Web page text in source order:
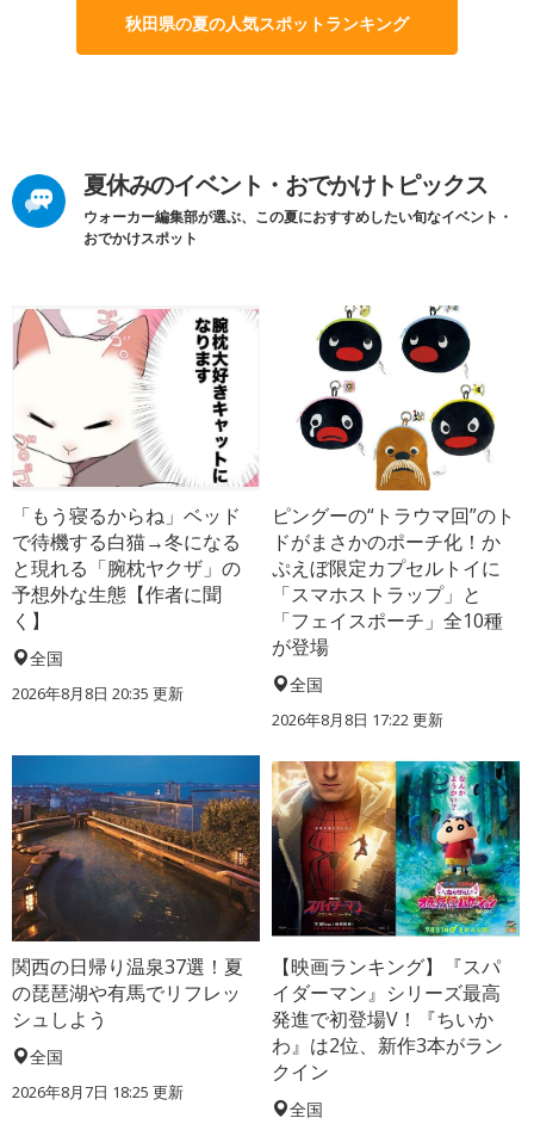
秋田県の夏の人気スポットランキング
夏休みのイベント・おでかけトピックス
ウォーカー編集部が選ぶ、この夏におすすめしたい旬なイベント・
おでかけスポット
「もう寝るからね」ベッド
で待機する白猫→冬になる
と現れる「腕枕ヤクザ」の
予想外な生態【作者に聞
く】
全国
2026年8月8日 20:35 更新
ピングーの“トラウマ回”のト
ドがまさかのポーチ化！か
ぷえぼ限定カプセルトイに
「スマホストラップ」と
「フェイスポーチ」全10種
が登場
全国
2026年8月8日 17:22更新
関西の日帰り温泉37選！夏
の琵琶湖や有馬でリフレッ
シュしよう
全国
2026年8月7日 18:25 更新
【映画ランキング】『スパ
イダーマン』シリーズ最高
発進で初登場V！『ちいか
わ』は2位、新作3本がラン
クイン
全国